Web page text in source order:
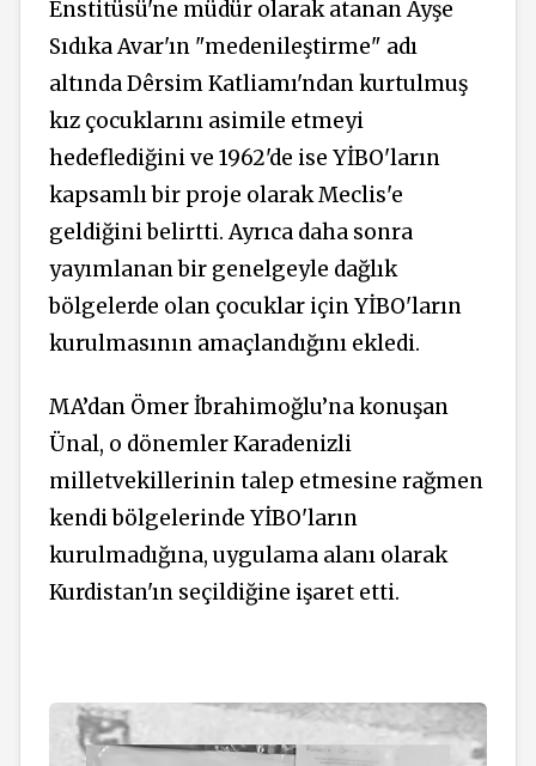
Enstitüsü'ne müdür olarak atanan Ayşe
Sıdıka Avar'ın "medenileştirme" adı
altında Dêrsim Katliamı'ndan kurtulmuş
kız çocuklarını asimile etmeyi
hedeflediğini ve 1962'de ise YİBO'ların
kapsamlı bir proje olarak Meclis'e
geldiğini belirtti. Ayrıca daha sonra
yayımlanan bir genelgeyle dağlık
bölgelerde olan çocuklar için YİBO'ların
kurulmasının amaçlandığını ekledi.
MA’dan Ömer İbrahimoğlu’na konuşan
Ünal, o dönemler Karadenizli
milletvekillerinin talep etmesine rağmen
kendi bölgelerinde YİBO'ların
kurulmadığına, uygulama alanı olarak
Kurdistan'ın seçildiğine işaret etti.